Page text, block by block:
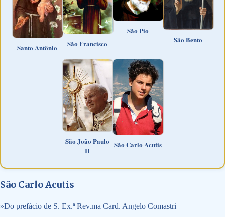
Santo Antônio São Francisco
São Pio
São Bento
São João Paulo
II
São Carlo Acutis
São Carlo Acutis
»Do prefácio de S. Ex.ª Rev.ma Card. Angelo Comastri